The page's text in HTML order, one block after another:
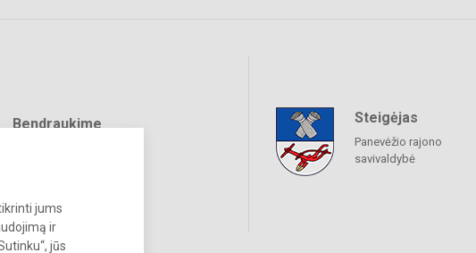
jums
ir
jūs
Bendraukime Steigėjas
Panevėžio rajono
savivaldybė